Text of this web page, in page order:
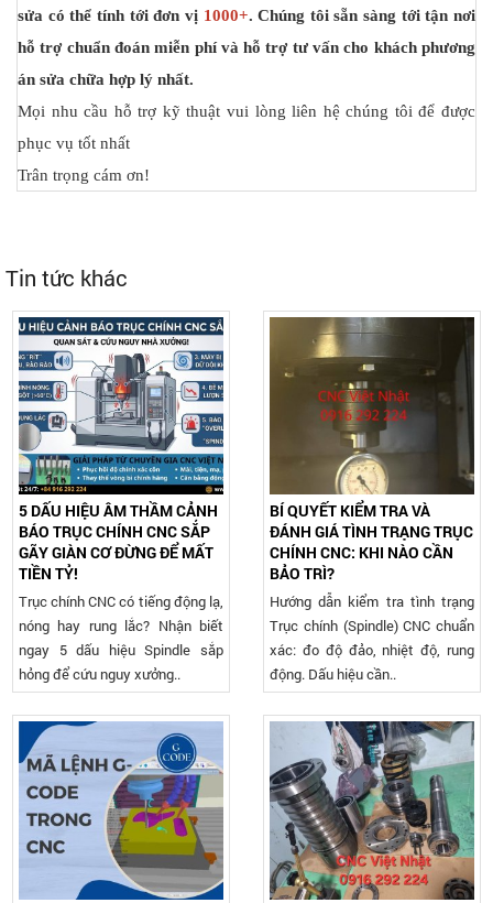
sửa có thể tính tới đơn vị 1000+. Chúng tôi sẵn sàng tới tận nơi
hỗ trợ chuẩn đoán miễn phí và hỗ trợ tư vấn cho khách phương
án sửa chữa hợp lý nhất.
Mọi nhu cầu hỗ trợ kỹ thuật vui lòng liên hệ chúng tôi để được
phục vụ tốt nhất
Trân trọng cám ơn!
Tin tức khác
5 DẤU HIỆU ÂM THẦM CẢNH
BÁO TRỤC CHÍNH CNC SẮP
GÃY GIÀN CƠ ĐỪNG ĐỂ MẤT
TIỀN TỶ!
Trục chính CNC có tiếng động lạ,
nóng hay rung lắc? Nhận biết
ngay 5 dấu hiệu Spindle sắp
hỏng để cứu nguy xưởng..
BÍ QUYẾT KIỂM TRA VÀ
ĐÁNH GIÁ TÌNH TRẠNG TRỤC
CHÍNH CNC: KHI NÀO CẦN
BẢO TRÌ?
Hướng dẫn kiểm tra tình trạng
Trục chính (Spindle) CNC chuẩn
xác: đo độ đảo, nhiệt độ, rung
động. Dấu hiệu cần..